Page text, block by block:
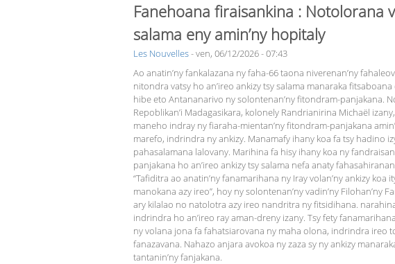
Fanehoana firaisankina : Notolorana
salama eny amin’ny hopitaly
Les Nouvelles-ven, 06/12/2026 - 07:43
Ao anatin’ny fankalazana ny faha-66 taona niverenan’ny
nitondra vatsy ho an’ireo ankizy tsy salama manaraka
hibe eto Antananarivo ny so­lontenan’ny fitondram-panjakana.
Repoblikan’i Madagasikara, kolonely Randrianirina Michaël
maneho indray ny fiaraha-mientan’ny fitondram-panjakana
marefo, indrindra ny ankizy. Manama­fy ihany koa fa tsy hadino
pahasalamana lalovany. Marihina fa hisy ihany koa ny
panjakana ho an’ireo ankizy tsy salama nefa anaty
“Tafiditra ao anatin’ny fanamarihana ny Iray volan’ny ankizy
manokana azy ireo”, hoy ny solontenan’ny vadin’ny Filohan’ny
ary kilalao no natolotra azy ireo nandritra ny fitsidihana.
indrindra ho an’ireo ray aman-dreny izany. Tsy fety
ny volana jona fa fahatsiarovana ny maha olona, indrindra ireo
fanazavana. Nahazo anjara avokoa ny zaza sy ny ankizy
tantanin’ny fanjakana.